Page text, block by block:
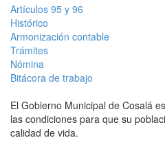
Artículos 95 y 96
Histórico
Armonización contable
Trámites
Nómina
Bitácora de trabajo
El Gobierno Municipal de Cosalá
las condiciones para que su
calidad de vida.